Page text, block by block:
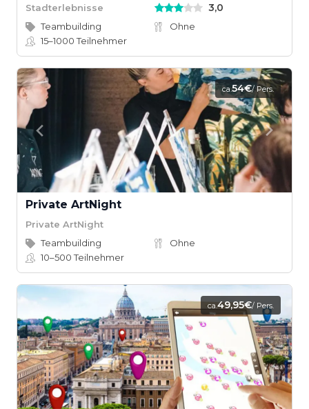
Stadterlebnisse 3,0
Teambuilding
Ohne
15–1000Teilnehmer
ca.54€/ Pers.
Private ArtNight
Private ArtNight
Teambuilding
Ohne
10–500Teilnehmer
ca.49,95€/ Pers.